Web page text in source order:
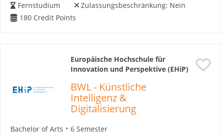
Fernstudium
Zulassungsbeschränkung: Nein
180 Credit Points
Europäische Hochschule für
Innovation und Perspektive (EHiP)
BWL - Künstliche
Intelligenz &
Digitalisierung
Bachelor of Arts
6 Semester